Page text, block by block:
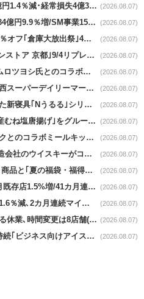
はるやまnews｜第1Q売上高71億円1.4％減･経常損失4億3800万円 (2026.08.07)
バローnews｜第１Q営業収益2434億円9.9％増/SM事業15.5％増と絶好調 (2026.08.07)
島忠news｜展示品家具が最大50％オフ｢倉庫大放出祭｣4店舗限定で開催 (2026.08.07)
ロフトnews｜新生｢モマ デザインストア 京都｣9/4リプレイスオープン (2026.08.07)
ハンズnews｜創業50周年記念･ムロツヨシ氏とのコラボ企画｢ムロハンズ｣開催 (2026.08.07)
関西フードマーケットnews｜関西スーパーデイリーマート蒲生店8/7改装 (2026.08.07)
ニトリnews｜肌ざわりを追求した新寝具｢Nうるる｣シリーズを発売 (2026.08.07)
U.S.M.Hnews｜ ｢４種だしの国産むね塩唐揚げ｣をグループ610店で共同販促 (2026.08.07)
オイシックスnews｜スノーピークとのコラボミールキット8/13発売 (2026.08.07)
OICグループnews｜グループ酒造会社のウイスキーがコンペティション受賞 (2026.08.07)
PLANTnews｜お盆向けごちそう商品と｢夏の福袋・福得カート｣8/8から開催 (2026.08.07)
リテールパートナーズnews｜7月既存店1.5%増/41カ月連続増 (2026.08.07)
MrMax news｜7月既存店売上高1.6％減､2カ月連続マイナス (2026.08.07)
イオン九州news｜熊本地震による休業､時間変更は8店舗(8/7時点) (2026.08.07)
青山商事news｜6時間冷たさが持続｢ビジネス向けアイスベスト｣発売 (2026.08.07)